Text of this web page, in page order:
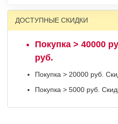
ДОСТУПНЫЕ СКИДКИ
Покупка > 40000
руб.
Покупка > 20000 руб.
Покупка > 5000 руб.